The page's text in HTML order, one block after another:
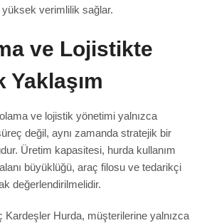
verimlilik sağlar.
ve Lojistikte
Yaklaşım
ve lojistik yönetimi yalnızca
değil, aynı zamanda stratejik bir
Üretim kapasitesi, hurda kullanım
büyüklüğü, araç filosu ve tedarikçi
değerlendirilmelidir.
Kardeşler Hurda, müşterilerine yalnızca